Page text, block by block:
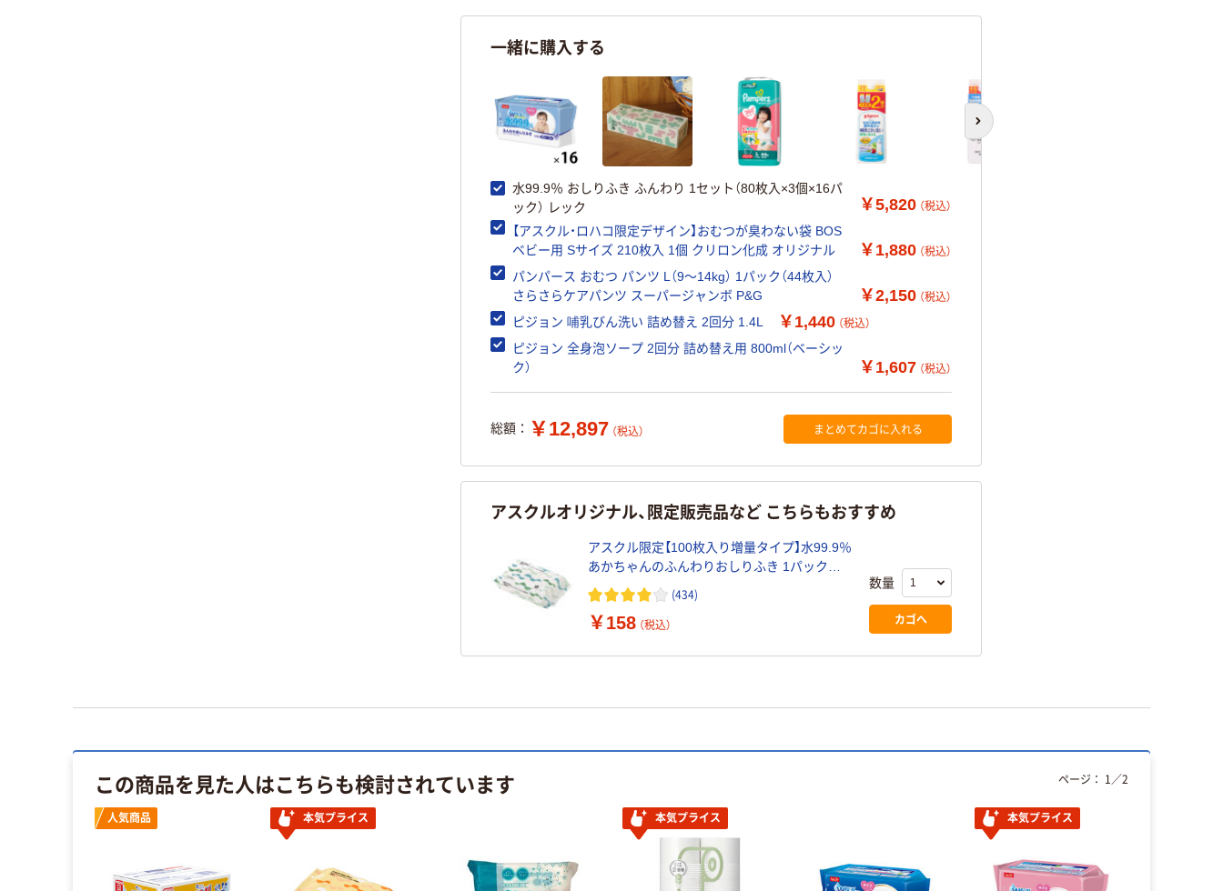
一緒に購入する
次のスライドへ
水99.9％ おしりふき ふんわり 1セット（80枚入×3個×16パ
ック） レック
￥5,820 （税込）
【アスクル・ロハコ限定デザイン】おむつが臭わない袋 BOS
ベビー用 Sサイズ 210枚入 1個 クリロン化成 オリジナル
￥1,880 （税込）
パンパース おむつ パンツ L（9～14kg） 1パック（44枚入）
さらさらケアパンツ スーパージャンボ P&G
￥2,150 （税込）
ピジョン 哺乳びん洗い 詰め替え 2回分 1.4L ￥1,440 （税込）
ピジョン 全身泡ソープ 2回分 詰め替え用 800ml（ベーシッ
ク）
￥1,607 （税込）
総額： ￥12,897 （税込） まとめてカゴに入れる
アスクルオリジナル、限定販売品など こちらもおすすめ
アスクル限定【100枚入り増量タイプ】水99.9％
あかちゃんのふんわりおしりふき 1パック
（100枚入） レック オリジナル
(434)
￥158 （税込）
数量
カゴへ
この商品を見た人はこちらも検討されています
人気商品 本気プライス 本気プライス 本気プライス
ページ： 1 ／2